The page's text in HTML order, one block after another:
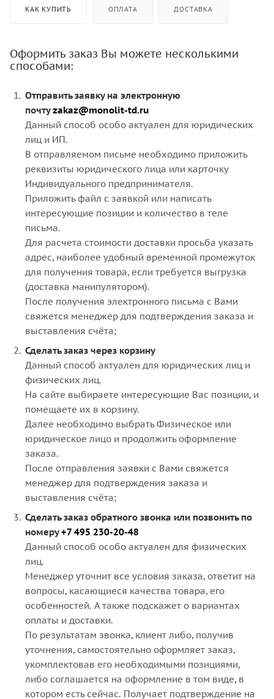
КАК КУПИТЬ ОПЛАТА ДОСТАВКА
Оформить заказ Вы можете несколькими
способами:
Отправить заявку на электронную
почтуzakaz@monolit-td.ru
Данный способ особо актуален для юридических
лиц и ИП.
В отправляемом письме необходимо приложить
реквизиты юридического лица или карточку
Индивидуального предпринимателя.
Приложить файл с заявкой или написать
интересующие позиции и количество в теле
письма.
Для расчета стоимости доставки просьба указать
адрес, наиболее удобный временной промежуток
для получения товара, если требуется выгрузка
(доставка манипулятором).
После получения электронного письма с Вами
свяжется менеджер для подтверждения заказа и
выставления счёта;
Сделать заказ через корзину
Данный способ актуален для юридических лиц и
физических лиц.
На сайте выбираете интересующие Вас позиции, и
помещаете их в корзину.
Далее необходимо выбрать Физическое или
юридическое лицо и продолжить оформление
заказа.
После отправления заявки с Вами свяжется
менеджер для подтверждения заказа и
выставления счёта;
Сделать заказ обратного звонка или позвонить по
номеру+7 495 230-20-48
Данный способ особо актуален для физических
лиц.
Менеджер уточнит все условия заказа, ответит на
вопросы, касающиеся качества товара, его
особенностей. А также подскажет о вариантах
оплаты и доставки.
По результатам звонка, клиент либо, получив
уточнения, самостоятельно оформляет заказ,
укомплектовав его необходимыми позициями,
либо соглашается на оформление в том виде, в
котором есть сейчас. Получает подтверждение на